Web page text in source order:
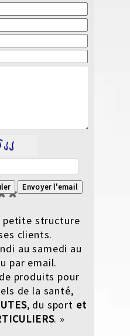
petite structure
clients.
au samedi au
par email.
produits pour
de la santé,
, du sport et
. »